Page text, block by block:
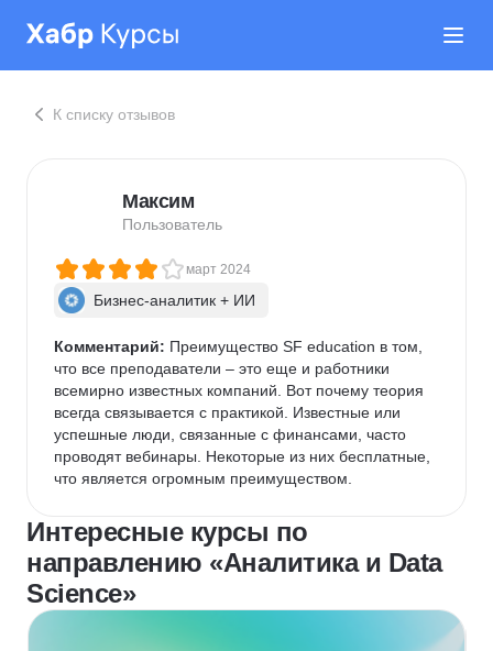
К списку отзывов
Максим
Пользователь
март 2024
Бизнес-аналитик + ИИ
Комментарий: Преимущество SF education в том,
что все преподаватели – это еще и работники
всемирно известных компаний. Вот почему теория
всегда связывается с практикой. Известные или
успешные люди, связанные с финансами, часто
проводят вебинары. Некоторые из них бесплатные,
что является огромным преимуществом.
Интересные курсы по
направлению «Аналитика и Data
Science»